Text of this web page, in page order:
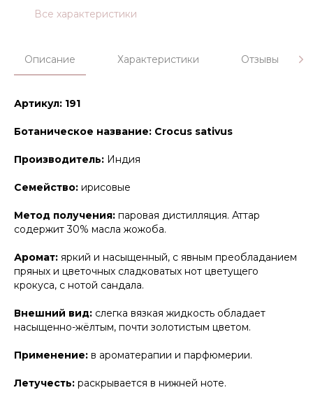
Все характеристики
Описание Характеристики Отзывы
Артикул: 191
Ботаническое название: Crocus sativus
Производитель: Индия
Семейство: ирисовые
Метод получения: паровая дистилляция. Аттар
содержит 30% масла жожоба.
Аромат: яркий и насыщенный, с явным преобладанием
пряных и цветочных сладковатых нот цветущего
крокуса, с нотой сандала.
Внешний вид: слегка вязкая жидкость обладает
насыщенно-жёлтым, почти золотистым цветом.
Применение: в ароматерапии и парфюмерии.
Летучесть: раскрывается в нижней ноте.